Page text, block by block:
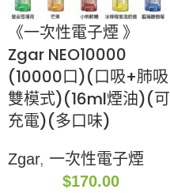
《一次性電子煙 》
Zgar NEO10000
(10000口)(口吸+肺吸
雙模式)(16ml煙油)(可
充電)(多口味)
Zgar, 一次性電子煙
$170.00